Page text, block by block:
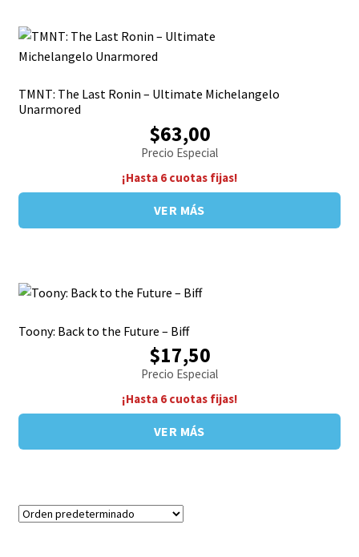
TMNT: The Last Ronin – Ultimate Michelangelo
Unarmored
$63,00
Precio Especial
¡Hasta 6 cuotas fijas!
VER MÁS
Toony: Back to the Future – Biff
$17,50
Precio Especial
¡Hasta 6 cuotas fijas!
VER MÁS